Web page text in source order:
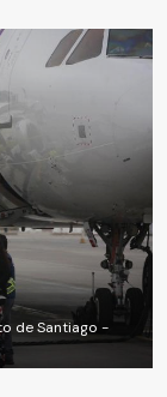
de Santiago -